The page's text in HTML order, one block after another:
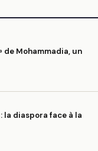
de Mohammadia, un
la diaspora face à la